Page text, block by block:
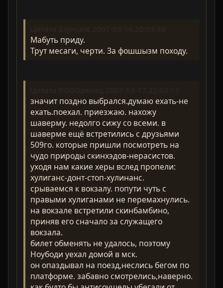
Мабуть приду.
Трут месаги, черти. За фошшызм походу.
значит поздно выбрался.думаю ехать-не
ехать.поехал. приезжаю. нахожу
шаверму. недолго сижу со всеми. в
шаверме ещё встретились с друзьями
509го. которые пришли посмотреть на
чудо природы скинхэдов-нерасистов.
уходя нам какие херы вслед пропели:
хулиганс-донт-стоп-хулинанс.
срываемся к вокзалу. попути чуть с
правыми хулиганами не перемахнулись.
на вокзале встретили скинбамбино,
приняв его сначало за служащего
вокзала.
билет обменять не удалось, поэтому
Ноубоди уехал домой в мск.
он опаздывал на поезд,неслись бегом по
платформе. забавно смотрелись,наверно.